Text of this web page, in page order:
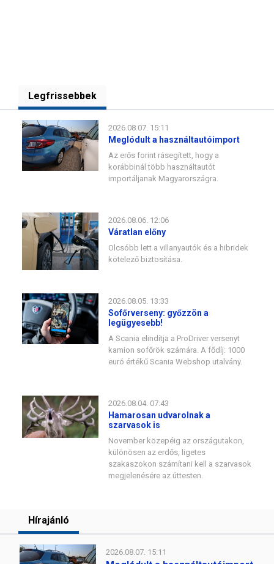
Legfrissebbek
2026.08.07. 15:11
Meglódult a használtautóimport
Az erős forint rásegített, hogy a
korábbinál több használtautót
importáljanak Magyarországra.
2026.08.06. 12:06
Váratlan előny
Olcsóbb lett a villanyautók és a hibridek
kötelező biztosítása.
2026.08.05. 13:33
Sofőrverseny: győzzön a
legügyesebb!
A Scania elindítja a ProDriver versenyt
kamion sofőrök számára. A fődíj: 1000
euró értékű Scania Webshop utalvány.
2026.08.04. 07:43
Hamarosan udvarolnak a
szarvasok is
November közepéig az országutakon,
különösen az erdős, ligetes
szakaszokon számítani kell a szarvasok
megjelenésére az úttesten.
Hírajánló
2026.08.07. 15:11